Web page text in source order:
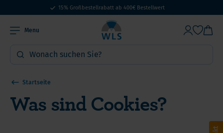
15% Großbestellrabatt ab 400€ Bestellwert
Menu
Startseite
Was sind Cookies?